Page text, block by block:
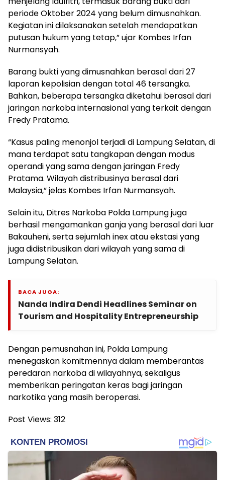
periode Oktober 2024 yang belum dimusnahkan.
Kegiatan ini dilaksanakan setelah mendapatkan
putusan hukum yang tetap,” ujar Kombes Irfan
Nurmansyah.
Barang bukti yang dimusnahkan berasal dari 27
laporan kepolisian dengan total 46 tersangka.
Bahkan, beberapa tersangka diketahui berasal dari
jaringan narkoba internasional yang terkait dengan
Fredy Pratama.
“Kasus paling menonjol terjadi di Lampung Selatan, di
mana terdapat satu tangkapan dengan modus
operandi yang sama dengan jaringan Fredy
Pratama. Wilayah distribusinya berasal dari
Malaysia,” jelas Kombes Irfan Nurmansyah.
Selain itu, Ditres Narkoba Polda Lampung juga
berhasil mengamankan ganja yang berasal dari luar
Bakauheni, serta sejumlah inex atau ekstasi yang
juga didistribusikan dari wilayah yang sama di
Lampung Selatan.
BACA JUGA:
Nanda Indira Dendi Headlines Seminar on
Tourism and Hospitality Entrepreneurship
Dengan pemusnahan ini, Polda Lampung
menegaskan komitmennya dalam memberantas
peredaran narkoba di wilayahnya, sekaligus
memberikan peringatan keras bagi jaringan
narkotika yang masih beroperasi.
Post Views: 312